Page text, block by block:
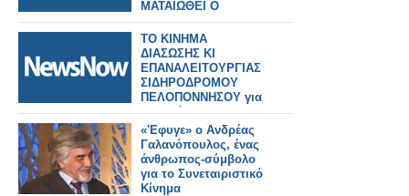
ΜΑΤΑΙΩΘΕΙ Ο
ΔΙΑΓΩΝΙΣΜΟΣ ΓΙΑ
ΠΟΔΗΛΟΤΟΔΡΟΜΟ
ΤΟ ΚΙΝΗΜΑ
ΔΙΑΣΩΣΗΣ ΚΙ
ΕΠΑΝΑΛΕΙΤΟΥΡΓΙΑΣ
ΣΙΔΗΡΟΔΡΟΜΟΥ
ΠΕΛΟΠΟΝΝΗΣΟΥ για
τη μεθόδευση
μετατροπής της
μετρικής γραμμής σε
ποδηλατόδρομο!
«'Εφυγε» ο Ανδρέας
Γαλανόπουλος, ένας
άνθρωπος-σύμβολο
για το Συνεταιριστικό
Κίνημα